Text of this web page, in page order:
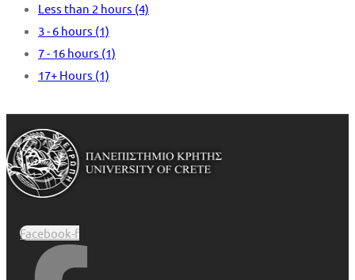
Less than 2 hours (4)
3 - 6 hours (1)
7 - 16 hours (1)
17+ Hours (1)
Facebook-f